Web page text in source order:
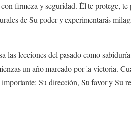
firmeza y seguridad. Él te protege,
de Su poder y experimentarás
las lecciones del pasado como
un año marcado por la victoria.
Su dirección, Su favor y Su